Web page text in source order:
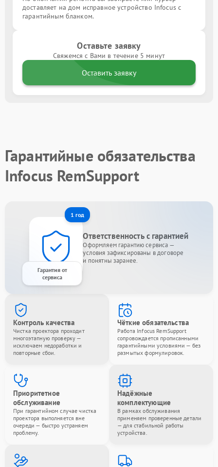
доставляет на дом исправное устройство Infocus с
гарантийным бланком.
Оставьте заявку
Свяжемся с Вами в течение 5 минут
Оставить заявку
Гарантийные обязательства
Infocus RemSupport
1 год
Гарантия от
сервиса
Ответственность с гарантией
Оформляем гарантию сервиса —
условия зафиксированы в договоре
и понятны заранее.
Контроль качества
Чистка проектора проходит
многоэтапную проверку —
исключаем недоработки и
повторные сбои.
Чёткие обязательства
Работа Infocus RemSupport
сопровождается прописанными
гарантийными условиями — без
размытых формулировок.
Приоритетное
обслуживание
При гарантийном случае чистка
проектора выполняется вне
очереди — быстро устраняем
проблему.
Надёжные
комплектующие
В рамках обслуживания
применяем проверенные детали
— для стабильной работы
устройства.